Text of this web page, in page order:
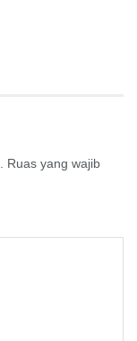
Ruas yang wajib